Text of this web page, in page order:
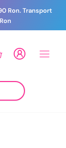
Ron. Transport